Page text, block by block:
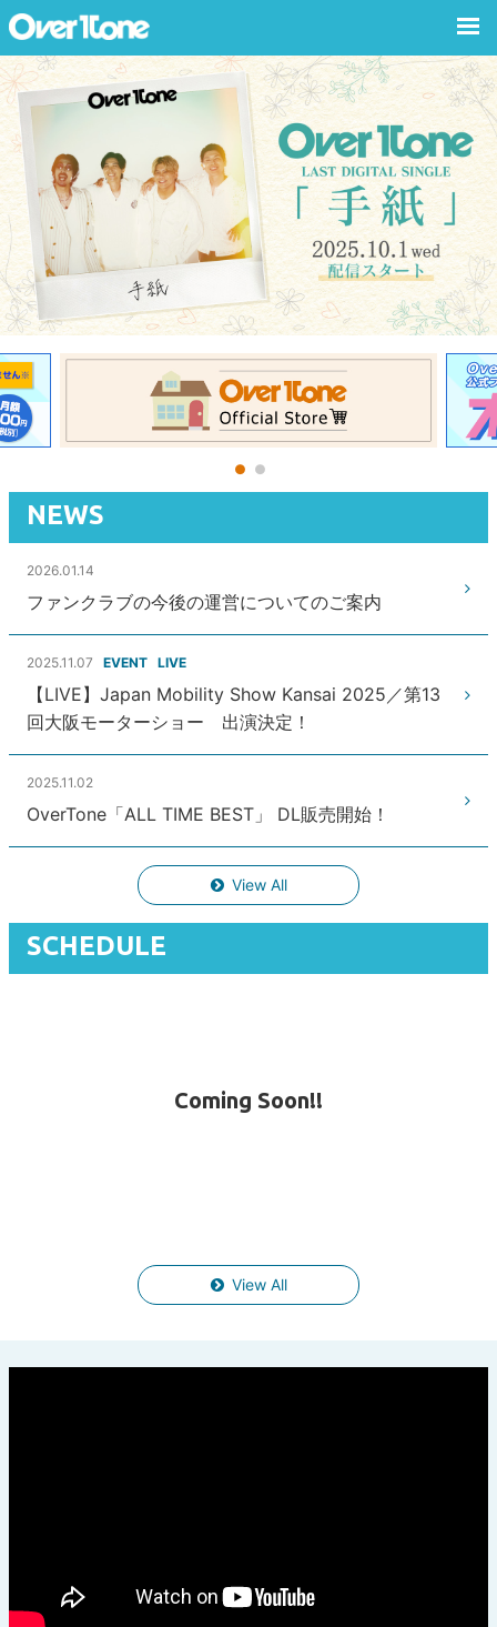
NEWS
2026.01.14
ファンクラブの今後の運営についてのご案内
2025.11.07 EVENT LIVE
【LIVE】Japan Mobility Show Kansai 2025／第13
回大阪モーターショー 出演決定！
2025.11.02
OverTone「ALL TIME BEST」 DL販売開始！
View All
SCHEDULE
Coming Soon!!
View All